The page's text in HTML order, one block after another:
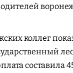
коллег
составила